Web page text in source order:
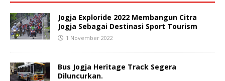
Jogja Exploride 2022 Membangun Citra
Jogja Sebagai Destinasi Sport Tourism
1 November 2022
Bus Jogja Heritage Track Segera
Diluncurkan.